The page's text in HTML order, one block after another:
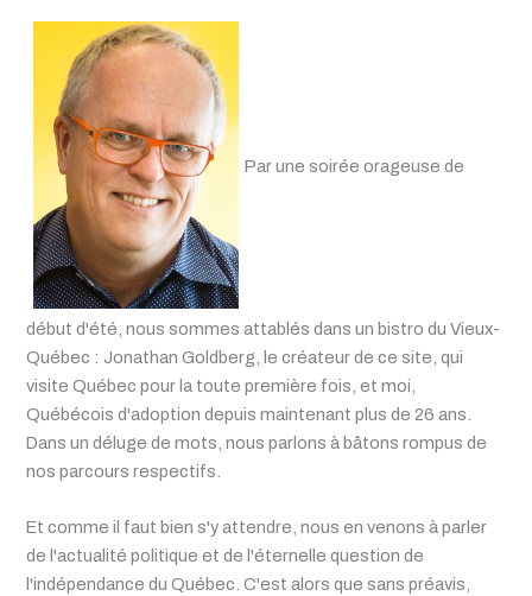
Par une soirée orageuse de
début d'été, nous sommes attablés dans un bistro du Vieux-
Québec : Jonathan Goldberg, le créateur de ce site, qui
visite Québec pour la toute première fois, et moi,
Québécois d'adoption depuis maintenant plus de 26 ans.
Dans un déluge de mots, nous parlons à bâtons rompus de
nos parcours respectifs.
Et comme il faut bien s'y attendre, nous en venons à parler
de l'actualité politique et de l'éternelle question de
l'indépendance du Québec. C'est alors que sans préavis,